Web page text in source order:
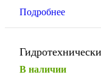
Подробнее
В наличии